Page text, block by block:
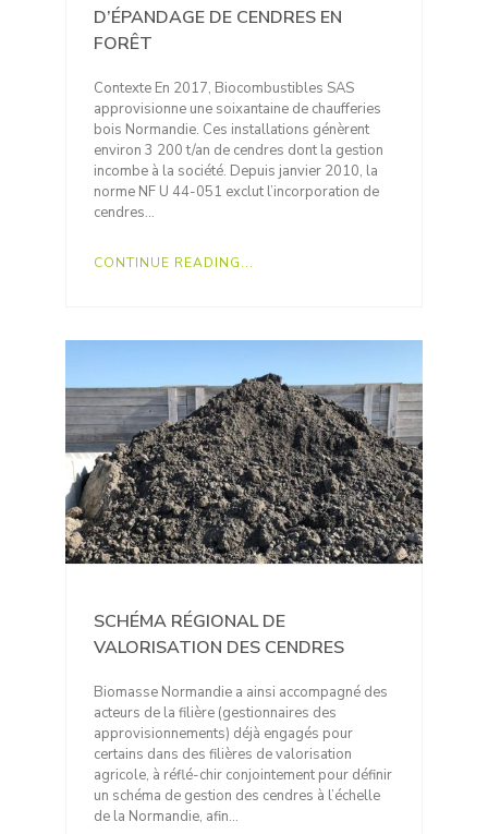
D’ÉPANDAGE DE CENDRES EN
FORÊT
Contexte En 2017, Biocombustibles SAS
approvisionne une soixantaine de chaufferies
bois Normandie. Ces installations génèrent
environ 3 200 t/an de cendres dont la gestion
incombe à la société. Depuis janvier 2010, la
norme NF U 44-051 exclut l’incorporation de
cendres…
CONTINUE READING...
SCHÉMA RÉGIONAL DE
VALORISATION DES CENDRES
Biomasse Normandie a ainsi accompagné des
acteurs de la filière (gestionnaires des
approvisionnements) déjà engagés pour
certains dans des filières de valorisation
agricole, à réflé-chir conjointement pour définir
un schéma de gestion des cendres à l’échelle
de la Normandie, afin…